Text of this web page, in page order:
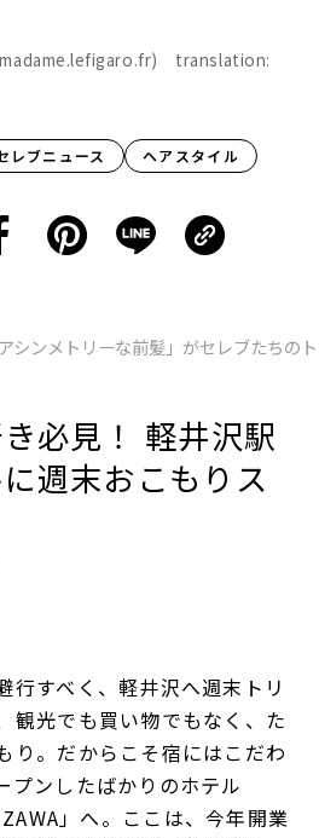
translation:
レブニュース ヘアスタイル
アシンメトリーな前髪」がセレブたちの
必見！ 軽井沢駅
週末おこもりス
行すべく、軽井沢へ週末トリ
観光でも買い物でもなく、た
り。だからこそ宿にはこだわ
プンしたばかりのホテル
」へ。ここは、今年開業